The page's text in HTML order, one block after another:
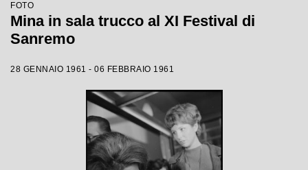
FOTO
Mina in sala trucco al XI Festival di
Sanremo
28 GENNAIO 1961 - 06 FEBBRAIO 1961